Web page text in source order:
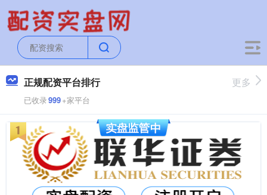
正规配资平台排行
已收录999+家平台
更多